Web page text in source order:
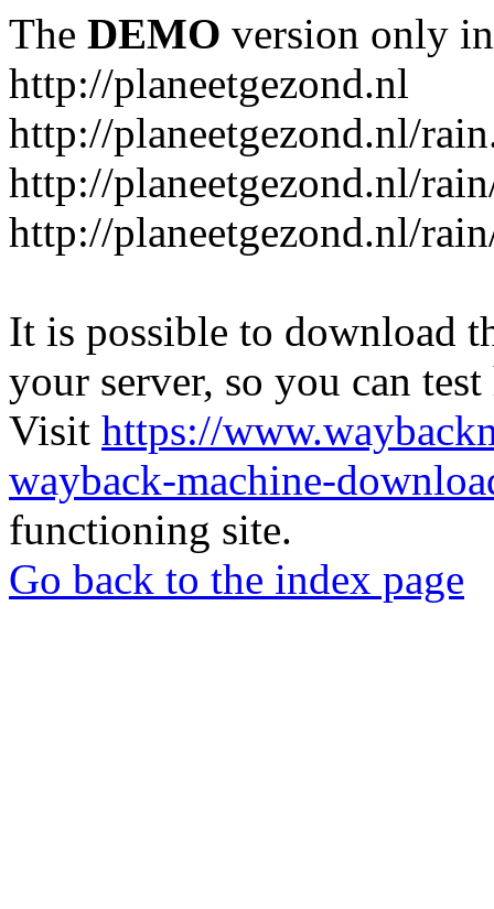
The DEMO version only
http://planeetgezond.nl
http://planeetgezond.nl/
http://planeetgezond.nl/
http://planeetgezond.nl/
It is possible to download
your server, so you can
Visit https://
wayback-machine-
functioning site.
Go back to the index page